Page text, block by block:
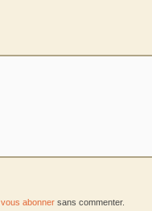
vous abonner sans commenter.